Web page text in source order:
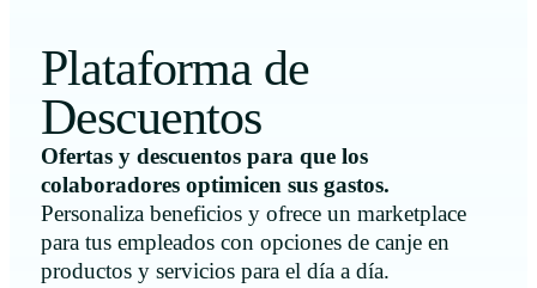
Plataforma de
Descuentos
Ofertas y descuentos para que los
colaboradores optimicen sus gastos.
Personaliza beneficios y ofrece un marketplace
para tus empleados con opciones de canje en
productos y servicios para el día a día.